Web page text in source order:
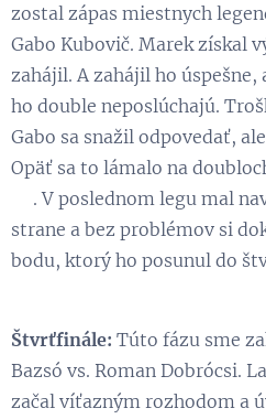
zostal zápas miestnych
Gabo Kubovič. Marek získal
zahájil. A zahájil ho úspešne,
ho double neposlúchajú.
Gabo sa snažil odpovedať,
Opäť sa to lámalo na
😉. V poslednom legu mal
strane a bez problémov si
bodu, ktorý ho posunul do
Štvrťfinále: Túto fázu sme
Bazsó vs. Roman Dobrócsi.
začal víťazným rozhodom a